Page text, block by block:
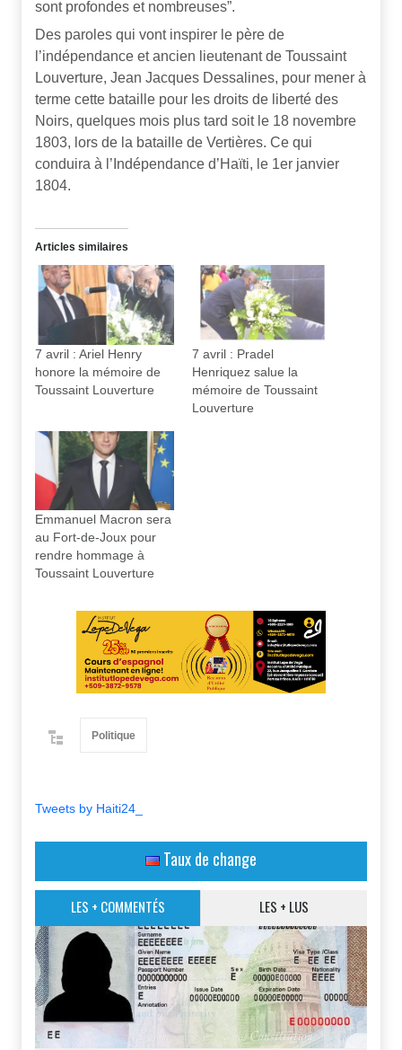
sont profondes et nombreuses”.
Des paroles qui vont inspirer le père de
l’indépendance et ancien lieutenant de Toussaint
Louverture, Jean Jacques Dessalines, pour mener à
terme cette bataille pour les droits de liberté des
Noirs, quelques mois plus tard soit le 18 novembre
1803, lors de la bataille de Vertières. Ce qui
conduira à l’Indépendance d’Haïti, le 1er janvier
1804.
Articles similaires
7 avril : Ariel Henry
honore la mémoire de
Toussaint Louverture
7 avril : Pradel
Henriquez salue la
mémoire de Toussaint
Louverture
Emmanuel Macron sera
au Fort-de-Joux pour
rendre hommage à
Toussaint Louverture
Politique
Tweets by Haiti24_
Taux de change
LES + COMMENTÉS LES + LUS